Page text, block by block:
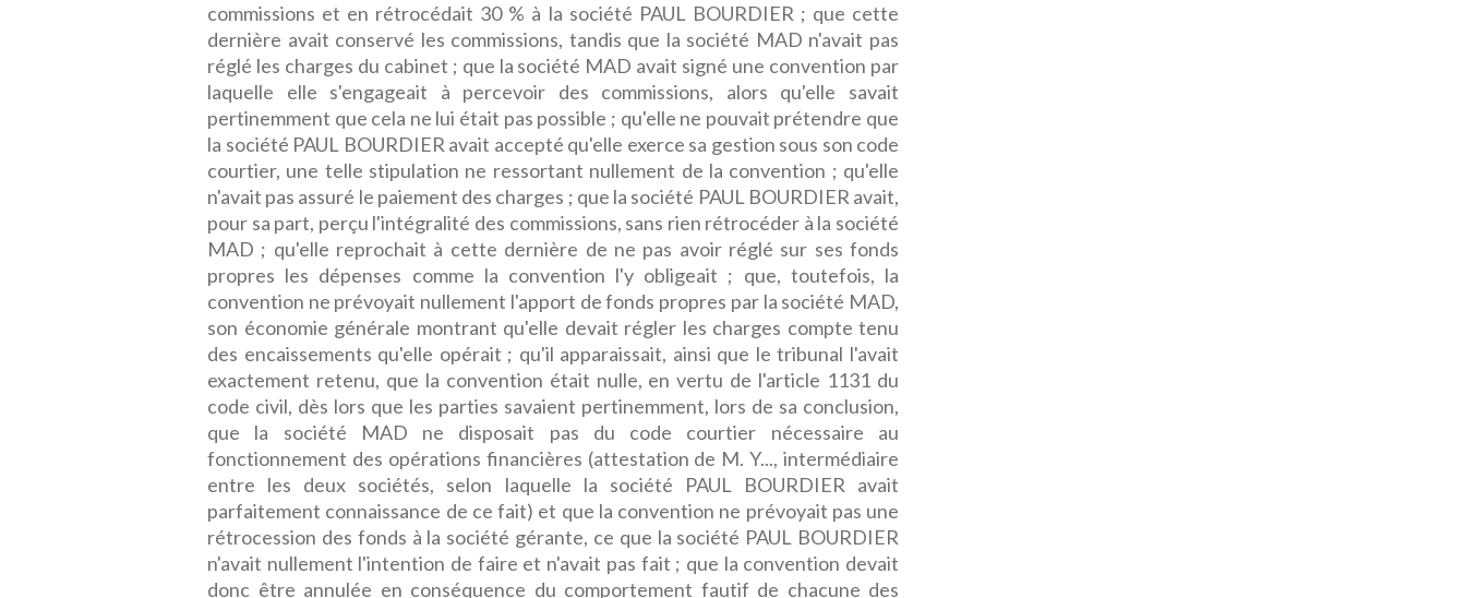
commissions et en rétrocédait 30 % à la société PAUL BOURDIER ; que cette
dernière avait conservé les commissions, tandis que la société MAD n'avait pas
réglé les charges du cabinet ; que la société MAD avait signé une convention par
laquelle elle s'engageait à percevoir des commissions, alors qu'elle savait
pertinemment que cela ne lui était pas possible ; qu'elle ne pouvait prétendre que
la société PAUL BOURDIER avait accepté qu'elle exerce sa gestion sous son code
courtier, une telle stipulation ne ressortant nullement de la convention ; qu'elle
n'avait pas assuré le paiement des charges ; que la société PAUL BOURDIER avait,
pour sa part, perçu l'intégralité des commissions, sans rien rétrocéder à la société
MAD ; qu'elle reprochait à cette dernière de ne pas avoir réglé sur ses fonds
propres les dépenses comme la convention l'y obligeait ; que, toutefois, la
convention ne prévoyait nullement l'apport de fonds propres par la société MAD,
son économie générale montrant qu'elle devait régler les charges compte tenu
des encaissements qu'elle opérait ; qu'il apparaissait, ainsi que le tribunal l'avait
exactement retenu, que la convention était nulle, en vertu de l'article 1131 du
code civil, dès lors que les parties savaient pertinemment, lors de sa conclusion,
que la société MAD ne disposait pas du code courtier nécessaire au
fonctionnement des opérations financières (attestation de M. Y..., intermédiaire
entre les deux sociétés, selon laquelle la société PAUL BOURDIER avait
parfaitement connaissance de ce fait) et que la convention ne prévoyait pas une
rétrocession des fonds à la société gérante, ce que la société PAUL BOURDIER
n'avait nullement l'intention de faire et n'avait pas fait ; que la convention devait
donc être annulée en conséquence du comportement fautif de chacune des